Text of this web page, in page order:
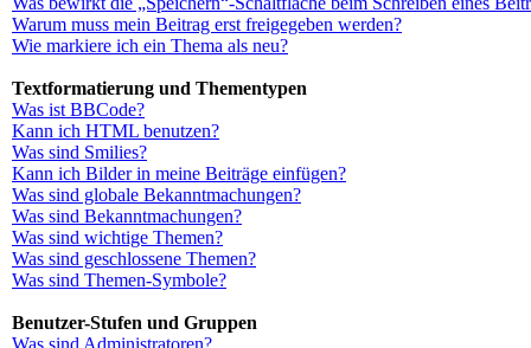
Warum muss mein Beitrag erst freigegeben werden?
Wie markiere ich ein Thema als neu?
Textformatierung und Thementypen
Was ist BBCode?
Kann ich HTML benutzen?
Was sind Smilies?
Kann ich Bilder in meine Beiträge einfügen?
Was sind globale Bekanntmachungen?
Was sind Bekanntmachungen?
Was sind wichtige Themen?
Was sind geschlossene Themen?
Was sind Themen-Symbole?
Benutzer-Stufen und Gruppen
Was sind Administratoren?